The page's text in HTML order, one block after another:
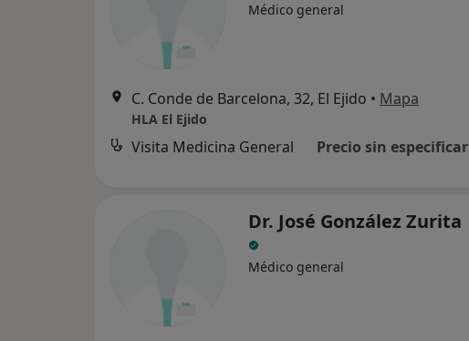
Médico general
C. Conde de Barcelona, 32, El Ejido • Mapa
HLA El Ejido
Visita Medicina General Precio sin especificar
Dr. José González Zurita
Médico general